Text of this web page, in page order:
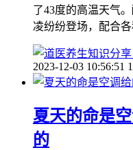
了43度的高温天气
凌纷纷登场，配合
2023-12-03 10:56:51
夏天的命是
的